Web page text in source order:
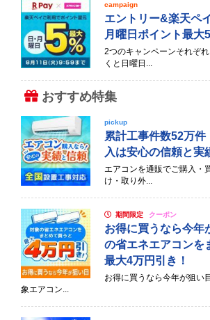
campaign
エントリー&楽天ペ
月曜日ポイント最大
2つのキャンペーンそれぞ
くと日曜日...
おすすめ特集
pickup
累計工事件数52万件
入は安心の信頼と実
エアコンを通販でご購入・
け・取り外...
期間限定 クーポン
お得に買うなら今年
の省エネエアコンを
最大4万円引き！
お得に買うなら今年が狙い
象エアコン...